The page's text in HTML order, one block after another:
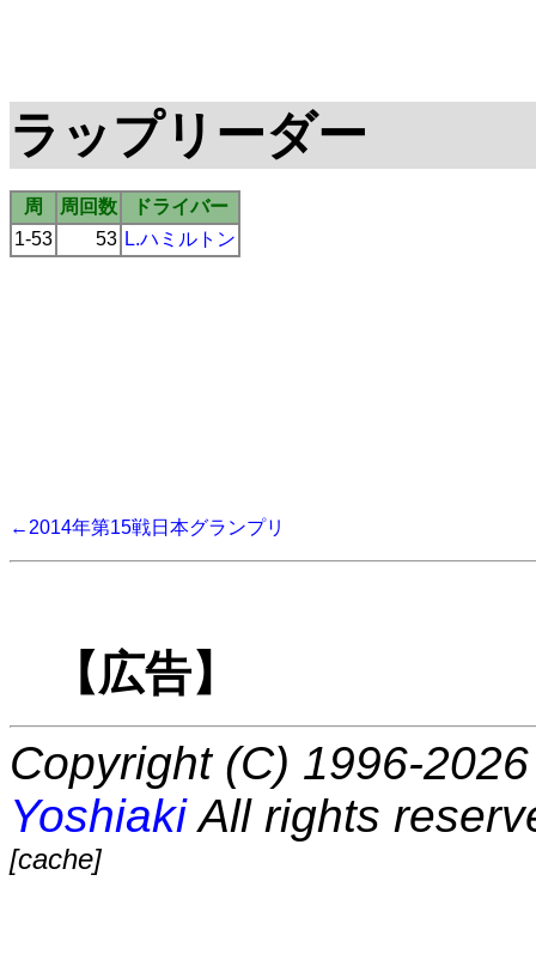
ラップリーダー
周 周回数
ドライバー
1-53
53 L.ハミルトン
←2014年第15戦日本グランプリ
【広告】
Copyright (C) 1996-
YoshiakiAll rights
[cache]